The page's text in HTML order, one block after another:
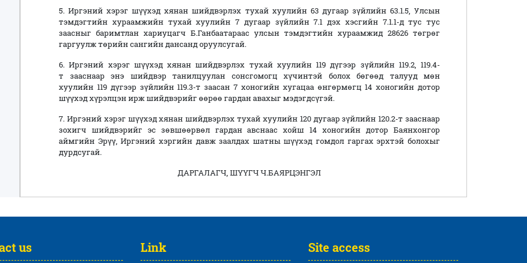
5. Иргэний хэрэг шүүхэд хянан шийдвэрлэх тухай хуулийн 63 дугаар зүйлийн 63.1.5, Улсын
тэмдэгтийн хураамжийн тухай хуулийн 7 дугаар зүйлийн 7.1 дэх хэсгийн 7.1.1-д тус тус
заасныг баримтлан хариуцагч Б.Ганбаатараас улсын тэмдэгтийн хураамжид 28626 төгрөг
гаргуулж төрийн сангийн дансанд оруулсугай.
6. Иргэний хэрэг шүүхэд хянан шийдвэрлэх тухай хуулийн 119 дүгээр зүйлийн 119.2, 119.4-
т зааснаар энэ шийдвэр танилцуулан сонсгомогц хүчинтэй болох бөгөөд талууд мөн
хуулийн 119 дүгээр зүйлийн 119.3-т заасан 7 хоногийн хугацаа өнгөрмөгц 14 хоногийн дотор
шүүхэд хүрэлцэн ирж шийдвэрийг өөрөө гардан авахыг мэдэгдсүгэй.
7. Иргэний хэрэг шүүхэд хянан шийдвэрлэх тухай хуулийн 120 дугаар зүйлийн 120.2-т зааснаар
зохигч шийдвэрийг эс зөвшөөрвөл гардан авснаас хойш 14 хоногийн дотор Баянхонгор
аймгийн Эрүү, Иргэний хэргийн давж заалдах шатны шүүхэд гомдол гаргах эрхтэй болохыг
дурдсугай.
ДАРГАЛАГЧ, ШҮҮГЧ Ч.БАЯРЦЭНГЭЛ
us Link Site access